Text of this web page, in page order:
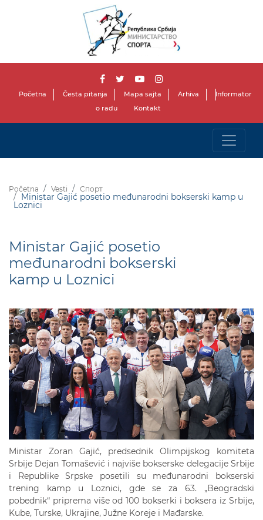
Početna Česta pitanja Mapa sajta Arhiva
Informator
o radu
Kontakt
Početna Vesti Спорт
Ministar Gajić posetio međunarodni bokserski kamp u
Loznici
Ministar Gajić posetio
međunarodni bokserski
kamp u Loznici
Ministar Zoran Gajić, predsednik Olimpijskog komiteta
Srbije Dejan Tomašević i najviše bokserske delegacije Srbije
i Republike Srpske posetili su međunarodni bokserski
trening kamp u Loznici, gde se za 63. „Beogradski
pobednik“ priprema više od 100 bokserki i boksera iz Srbije,
Kube, Turske, Ukrajine, Južne Koreje i Mađarske.